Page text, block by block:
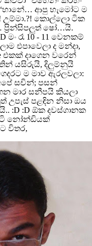
ආපු හැමෝට ම
කොල්ලො ටික
ප්‍රින්සිපලුත් ෂෝ…යි.
මං රෑ 10 - 11 වෙනකම්
එපාවෙලා ද මන්දා,
එකක් දාගෙන වරෙන්
යසිරුයි, දිලුම්නුයි
ම මාව ඇරලවලා:
සචින්; පසන්
මාර සනීපයි කියලා
උපැස් පළඳින නිසා ඔය
:D :D ඕක දවස්ගානක
නෝන්ඩියක්
විතර,